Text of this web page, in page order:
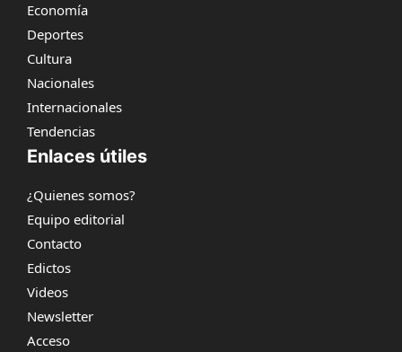
Economía
Deportes
Cultura
Nacionales
Internacionales
Tendencias
Enlaces útiles
¿Quienes somos?
Equipo editorial
Contacto
Edictos
Videos
Newsletter
Acceso